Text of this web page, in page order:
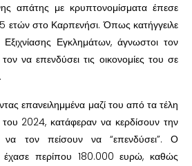
απάτης με κρυπτονομίσματα έπεσε
ετών στο Καρπενήσι. Όπως κατήγγειλε
Εγκλημάτων, άγνωστοι τον
να επενδύσει τις οικονομίες του σε
επανειλημμένα μαζί του από τα τέλη
2024, κατάφεραν να κερδίσουν την
να τον πείσουν να “επενδύσει”. Ο
έχασε περίπου 180.000 ευρώ, καθώς